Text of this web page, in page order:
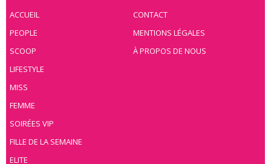
ACCUEIL
PEOPLE
SCOOP
LIFESTYLE
MISS
FEMME
SOIRÉES VIP
FILLE DE LA SEMAINE
ELITE
CONTACT
MENTIONS LÉGALES
À PROPOS DE NOUS